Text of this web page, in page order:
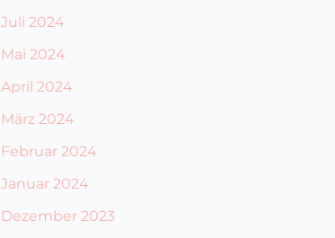
Juli 2024
Mai 2024
April 2024
März 2024
Februar 2024
Januar 2024
Dezember 2023